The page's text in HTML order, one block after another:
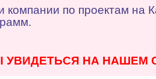
по проектам на
УВИДЕТЬСЯ НА НАШЕМ